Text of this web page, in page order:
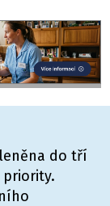
do tří
priority.